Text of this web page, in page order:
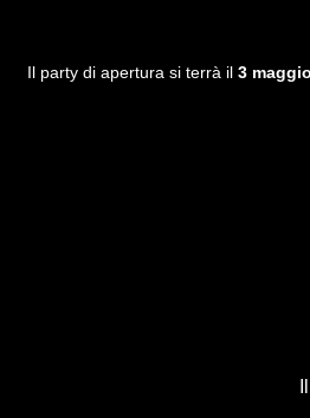
Il party di apertura si terrà il3 maggio